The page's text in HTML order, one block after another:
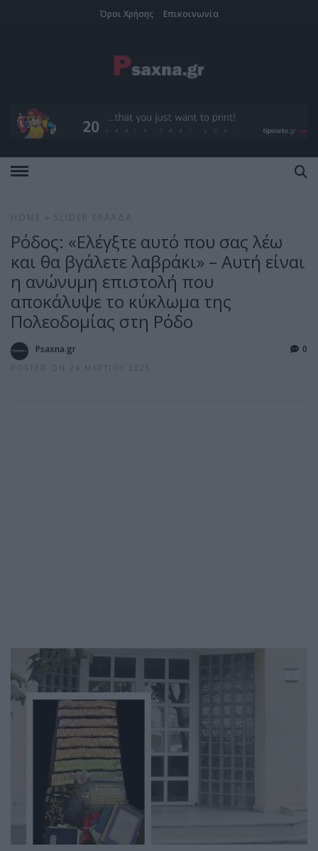
Όροι Χρήσης Επικοινωνία
HOME SLIDER ΕΛΛΆΔΑ
Ρόδος: «Ελέγξτε αυτό που σας λέω
και θα βγάλετε λαβράκι» – Αυτή είναι
η ανώνυμη επιστολή που
αποκάλυψε το κύκλωμα της
Πολεοδομίας στη Ρόδο
Psaxna.gr
POSTED ON 24 ΜΑΡΤΊΟΥ 2025
0